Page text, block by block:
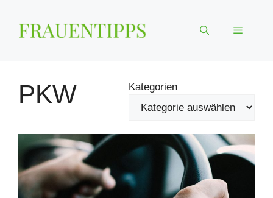
Inhalt
springen
Menü
PKW Kategorien